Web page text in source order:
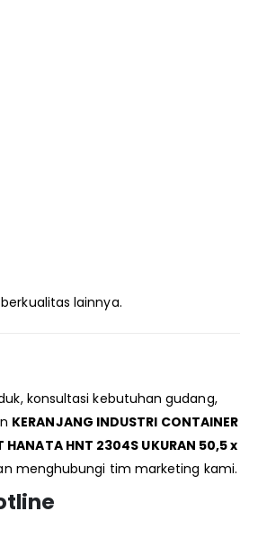
lainnya.
konsultasi kebutuhan gudang,
KERANJANG INDUSTRI CONTAINER
HANATA HNT 2304S UKURAN 50,5 x
menghubungi tim marketing kami.